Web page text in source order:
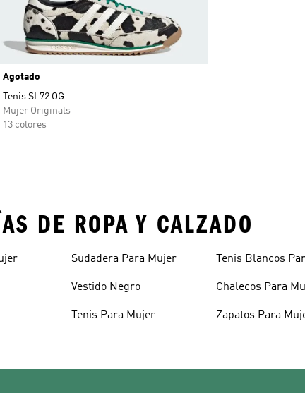
Agotado
Tenis SL72 OG
Mujer Originals
13 colores
DE ROPA Y CALZADO
Sudadera Para Mujer
Vestido Negro
Tenis Para Mujer
Tenis Blancos
Chalecos Para
Zapatos Para